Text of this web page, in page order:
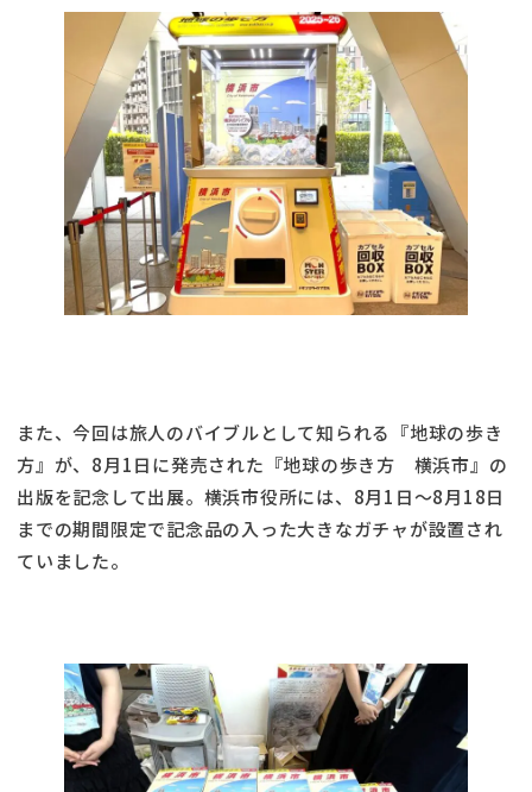
また、今回は旅人のバイブルとして知られる『地球の歩き
方』が、8月1日に発売された『地球の歩き方 横浜市』の
出版を記念して出展。横浜市役所には、8月1日～8月18日
までの期間限定で記念品の入った大きなガチャが設置され
ていました。